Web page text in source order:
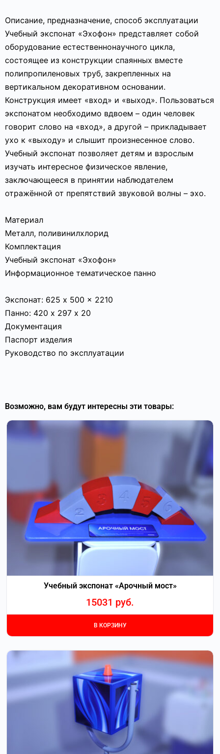
Описание, предназначение, способ эксплуатации
Учебный экспонат «Эхофон» представляет собой
оборудование естественнонаучного цикла,
состоящее из конструкции спаянных вместе
полипропиленовых труб, закрепленных на
вертикальном декоративном основании.
Конструкция имеет «вход» и «выход». Пользоваться
экспонатом необходимо вдвоем – один человек
говорит слово на «вход», а другой – прикладывает
ухо к «выходу» и слышит произнесенное слово.
Учебный экспонат позволяет детям и взрослым
изучать интересное физическое явление,
заключающееся в принятии наблюдателем
отражённой от препятствий звуковой волны – эхо.
Материал
Металл, поливинилхлорид
Комплектация
Учебный экспонат «Эхофон»
Информационное тематическое панно
Экспонат: 625 x 500 x 2210
Панно: 420 х 297 х 20
Документация
Паспорт изделия
Руководство по эксплуатации
Возможно, вам будут интересны эти товары:
Учебный экспонат «Арочный мост»
15031 руб.
В КОРЗИНУ